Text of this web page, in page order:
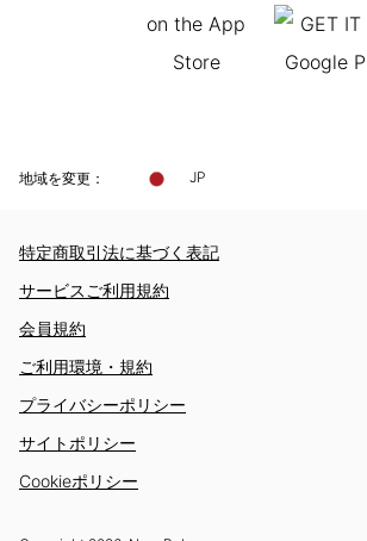
地域を変更： JP
特定商取引法に基づく表記
サービスご利用規約
会員規約
ご利用環境・規約
プライバシーポリシー
サイトポリシー
Cookieポリシー